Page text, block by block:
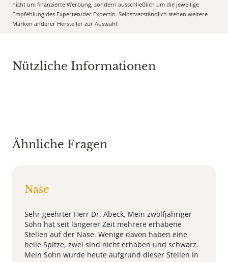
nicht um finanzierte Werbung, sondern ausschließlich um die jeweilige
Empfehlung des Experten/der Expertin. Selbstverständlich stehen weitere
Marken anderer Hersteller zur Auswahl.
Nützliche Informationen
Ähnliche Fragen
Nase
Sehr geehrter Herr Dr. Abeck, Mein zwölfjähriger
Sohn hat seit längerer Zeit mehrere erhabene
Stellen auf der Nase. Wenige davon haben eine
helle Spitze, zwei sind nicht erhaben und schwarz.
Mein Sohn wurde heute aufgrund dieser Stellen in